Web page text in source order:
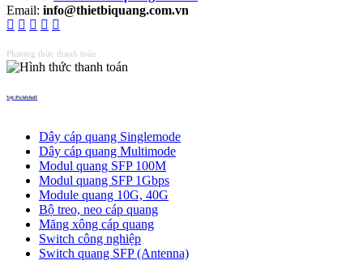
Email: info@thietbiquang.com.vn
Phương thức thanh toán
Vợt Pickleball
Dây cáp quang Singlemode
Dây cáp quang Multimode
Modul quang SFP 100M
Modul quang SFP 1Gbps
Module quang 10G, 40G
Bộ treo, neo cáp quang
Măng xông cáp quang
Switch công nghiệp
Switch quang SFP (Antenna)